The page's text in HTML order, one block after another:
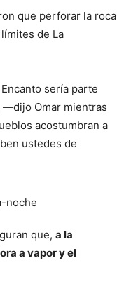
que perforar la roca
de La
sería parte
—dijo Omar mientras
acostumbran a
ustedes de
que, a la
a vapor y el